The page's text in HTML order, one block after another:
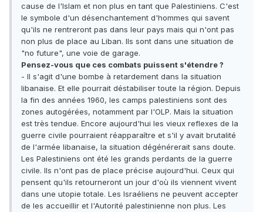
cause de l'Islam et non plus en tant que Palestiniens. C'est
le symbole d'un désenchantement d'hommes qui savent
qu'ils ne rentreront pas dans leur pays mais qui n'ont pas
non plus de place au Liban. Ils sont dans une situation de
"no future", une voie de garage.
Pensez-vous que ces combats puissent s'étendre ?
- Il s'agit d'une bombe à retardement dans la situation
libanaise. Et elle pourrait déstabiliser toute la région. Depuis
la fin des années 1960, les camps palestiniens sont des
zones autogérées, notamment par l'OLP. Mais la situation
est très tendue. Encore aujourd'hui les vieux reflexes de la
guerre civile pourraient réapparaître et s'il y avait brutalité
de l'armée libanaise, la situation dégénérerait sans doute.
Les Palestiniens ont été les grands perdants de la guerre
civile. Ils n'ont pas de place précise aujourd'hui. Ceux qui
pensent qu'ils retourneront un jour d'où ils viennent vivent
dans une utopie totale. Les Israéliens ne peuvent accepter
de les accueillir et l'Autorité palestinienne non plus. Les